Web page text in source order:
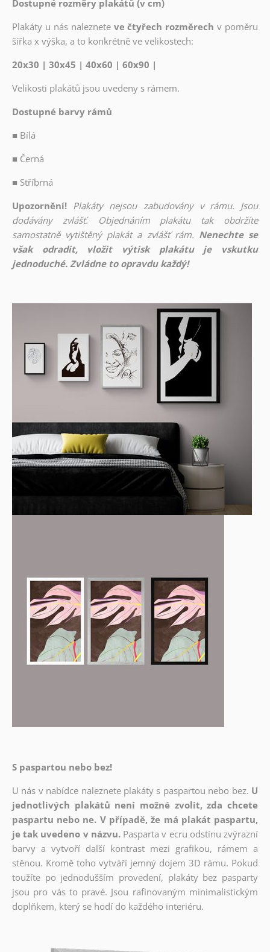
Dostupné rozměry plakátů (v cm)
Plakáty u nás naleznete ve čtyřech rozměrech v poměru
šířka x výška, a to konkrétně ve velikostech:
20x30 | 30x45 | 40x60 | 60x90 |
Velikosti plakátů jsou uvedeny s rámem.
Dostupné barvy rámů
■ Bílá
■ Černá
■ Stříbrná
Upozornění! Plakáty nejsou zabudovány v rámu. Jsou
dodávány zvlášť. Objednáním plakátu tak obdržíte
samostatně vytištěný plakát a zvlášť rám. Nenechte se
však odradit, vložit výtisk plakátu je vskutku
jednoduché. Zvládne to opravdu každý!
S paspartou nebo bez!
U nás v nabídce naleznete plakáty s paspartou nebo bez. U
jednotlivých plakátů není možné zvolit, zda chcete
paspartu nebo ne. V případě, že má plakát paspartu,
je tak uvedeno v názvu. Pasparta v ecru odstínu zvýrazní
barvy a vytvoří další kontrast mezi grafikou, rámem a
stěnou. Kromě toho vytváří jemný dojem 3D rámu. Pokud
toužíte po jednodušším provedení, plakáty bez pasparty
jsou pro vás to pravé. Jsou rafinovaným minimalistickým
doplňkem, který se hodí do každého interiéru.